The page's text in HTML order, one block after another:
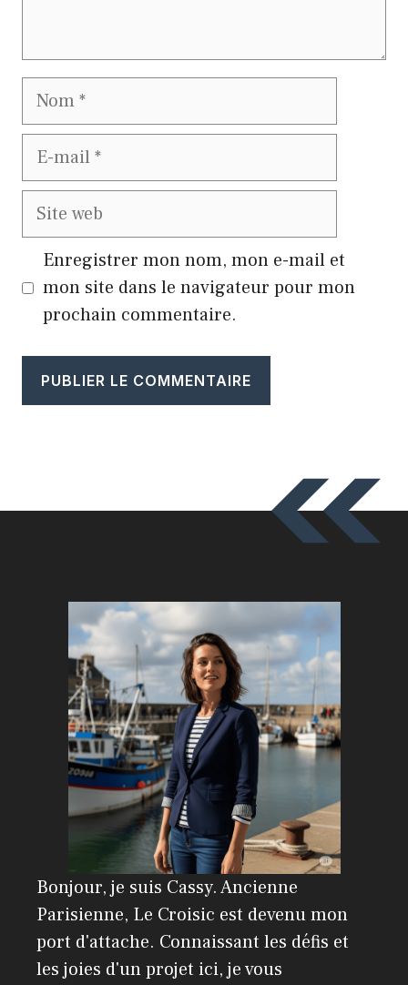
Nom
E-
mail
Site
web
Enregistrer mon nom, mon e-mail et
mon site dans le navigateur pour mon
prochain commentaire.
e
Bonjour, je suis Cassy. Ancienne
Parisienne, Le Croisic est devenu mon
port d'attache. Connaissant les défis et
les joies d'un projet ici, je vous